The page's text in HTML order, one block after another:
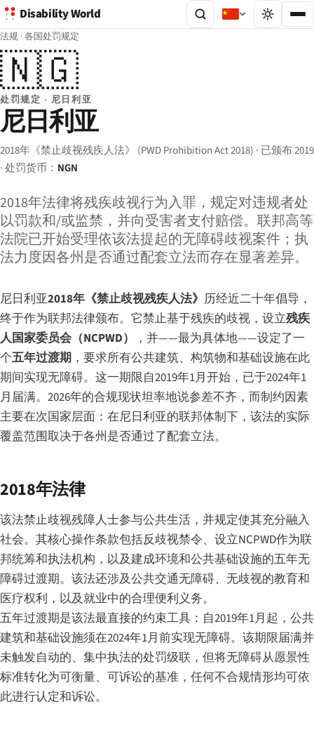
Disability World
法规 ·各国处罚规定
🇳🇬
处罚规定 · 尼日利亚
尼日利亚
2018年《禁止歧视残疾人法》 (PWD Prohibition Act 2018) · 已颁布 2019
· 处罚货币： NGN
2018年法律将残疾歧视行为入罪，规定对违规者处
以罚款和/或监禁，并向受害者支付赔偿。联邦高等
法院已开始受理依该法提起的无障碍歧视案件；执
法力度因各州是否通过配套立法而存在显著差异。
尼日利亚2018年《禁止歧视残疾人法》 历经近二十年倡导，
终于作为联邦法律颁布。它禁止基于残疾的歧视，设立残疾
人国家委员会（NCPWD）
，并——最为具体地——设定了一
个五年过渡期 ，要求所有公共建筑、构筑物和基础设施在此
期间实现无障碍。这一期限自2019年1月开始，已于2024年1
月届满。2026年的合规现状坦率地说参差不齐，而制约因素
主要在次国家层面：在尼日利亚的联邦体制下，该法的实际
覆盖范围取决于各州是否通过了配套立法。
2018年法律
该法禁止歧视残障人士参与公共生活，并规定使其充分融入
社会。其核心操作条款包括反歧视禁令、设立NCPWD作为联
邦统筹和执法机构，以及建成环境和公共基础设施的五年无
障碍过渡期。该法还涉及公共交通无障碍、无歧视的教育和
医疗权利，以及就业中的合理便利义务。
五年过渡期是该法最直接的约束工具：自2019年1月起，公共
建筑和基础设施须在2024年1月前实现无障碍。该期限届满并
未触发自动的、集中执法的处罚级联，但将无障碍从愿景性
标准转化为可衡量、可诉讼的基准，任何不合规情形均可依
此进行认定和诉讼。